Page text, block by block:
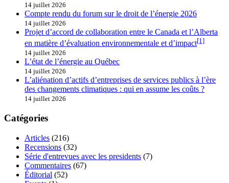
14 juillet 2026
Compte rendu du forum sur le droit de l’énergie 2026
14 juillet 2026
Projet d’accord de collaboration entre le Canada et l’Alberta
en matière d’évaluation environnementale et d’impact[1]
14 juillet 2026
L’état de l’énergie au Québec
14 juillet 2026
L’aliénation d’actifs d’entreprises de services publics à l’ère
des changements climatiques : qui en assume les coûts ?
14 juillet 2026
Catégories
Articles (216)
Recensions (32)
Série d'entrevues avec les presidents (7)
Commentaires (67)
Éditorial (52)